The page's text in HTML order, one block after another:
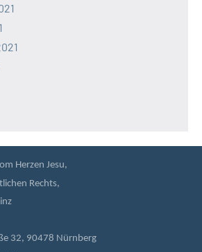
Herzen Jesu,
Rechts,
32, 90478 Nürnberg